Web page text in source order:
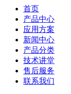
首页
产品中心
应用方案
新闻中心
产品分类
技术讲堂
售后服务
联系我们